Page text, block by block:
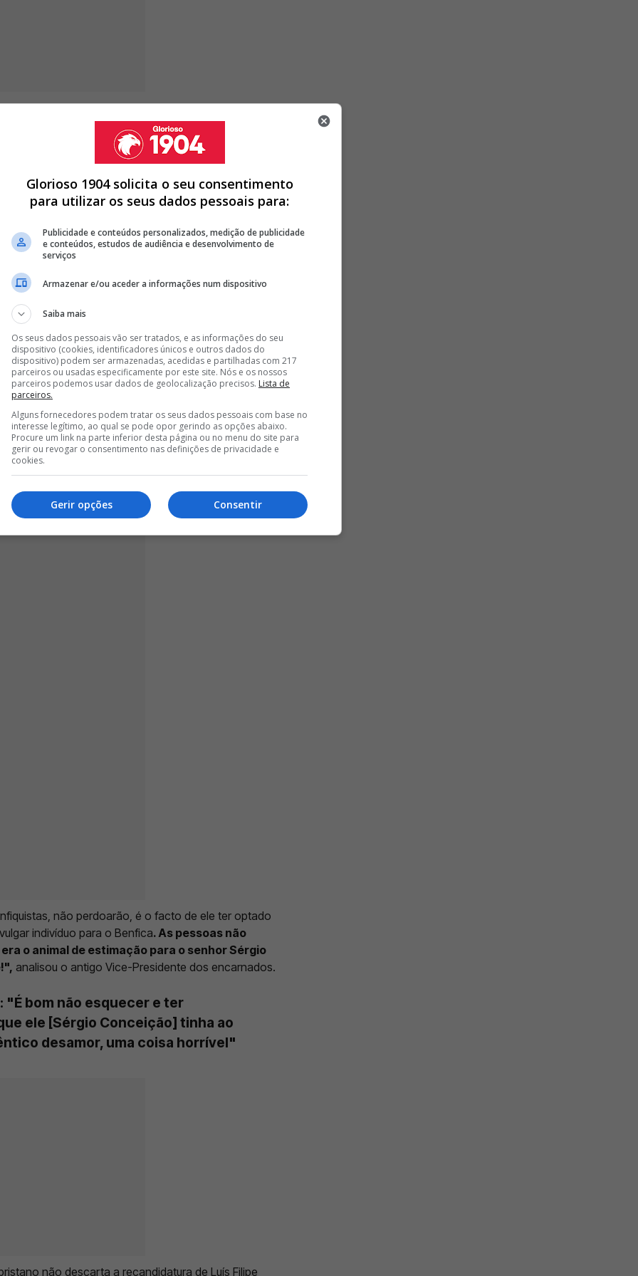
Benfica era o animal de
Sérgio Conceição"
SOBRE SE JOSÉ MOURINHO DEVE OU NÃO CONTINUAR NO
DIZ QUE HÁ PESSOAS NO BENFICA "A DORMIR" E CRITICA
ENTENDE CRÍTICAS DOS ADEPTOS: "RUI COSTA GANHOU COM
< >
últimos dias e José Manuel Capristano não
que dizem que Luís Filipe Vieira fez para ser
Embora seja verdade que Sérgio Conceição seja um
seu profissionalismo, o ódio figadal que destilava ao
Luís Filipe Vieira foi muito mal aconselhado".
não perdoarão, é o facto de ele ter optado
indivíduo para o Benfica. As pessoas não
o animal de estimação para o senhor Sérgio
analisou o antigo Vice-Presidente dos encarnados.
"É bom não esquecer e ter
ele [Sérgio Conceição] tinha ao
desamor, uma coisa horrível"
não descarta a recandidatura de Luís Filipe
Glorioso 1904 solicita o seu consentimento
para utilizar os seus dados pessoais para:
Publicidade e conteúdos personalizados, medição de publicidade
e conteúdos, estudos de audiência e desenvolvimento de
serviços
Armazenar e/ou aceder a informações num dispositivo
Saiba mais
Os seus dados pessoais vão ser tratados, e as informações do seu
dispositivo (cookies, identificadores únicos e outros dados do
dispositivo) podem ser armazenadas, acedidas e partilhadas com 217
parceiros ou usadas especificamente por este site. Nós e os nossos
parceiros podemos usar dados de geolocalização precisos. Lista de
parceiros.
Alguns fornecedores podem tratar os seus dados pessoais com base no
interesse legítimo, ao qual se pode opor gerindo as opções abaixo.
Procure um link na parte inferior desta página ou no menu do site para
gerir ou revogar o consentimento nas definições de privacidade e
cookies.
Consentir
Gerir opções